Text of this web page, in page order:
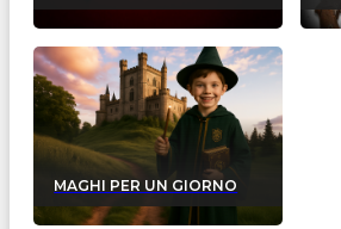
MAGHI PER UN GIORNO